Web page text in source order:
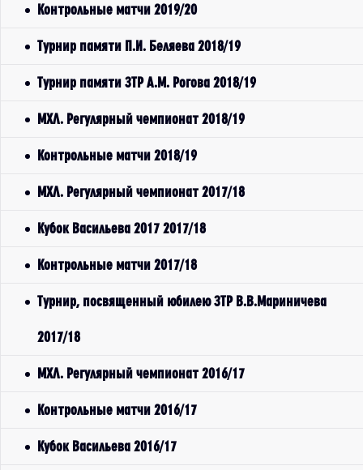
Контрольные матчи 2019/20
Турнир памяти П.И. Беляева 2018/19
Турнир памяти ЗТР А.М. Рогова 2018/19
МХЛ. Регулярный чемпионат 2018/19
Контрольные матчи 2018/19
МХЛ. Регулярный чемпионат 2017/18
Кубок Васильева 2017 2017/18
Контрольные матчи 2017/18
Турнир, посвященный юбилею ЗТР В.В.Мариничева
2017/18
МХЛ. Регулярный чемпионат 2016/17
Контрольные матчи 2016/17
Кубок Васильева 2016/17